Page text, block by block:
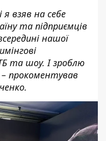
я взяв на себе
та підприємців
нашої
та шоу. І зроблю
– прокоментував